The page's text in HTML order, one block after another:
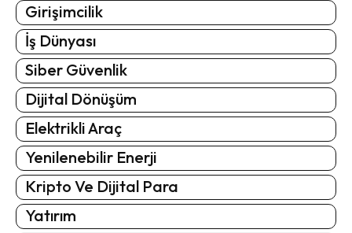
Girişimcilik
İş Dünyası
Siber Güvenlik
Dijital Dönüşüm
Elektrikli Araç
Yenilenebilir Enerji
Kripto Ve Dijital Para
Yatırım